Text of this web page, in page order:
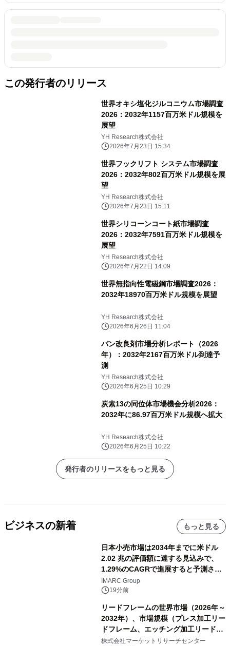
この発行者のリリース
世界オキシ塩化ジルコニウム市場調査
2026：2032年1157百万米ドル規模を
展望
YH Research株式会社
2026年7月23日 15:34
世界フックリフト システム市場調査
2026：2032年802百万米ドル規模を展
望
YH Research株式会社
2026年7月23日 15:11
世界シリコーンコート紙市場調査
2026：2032年7591百万米ドル規模を
展望
YH Research株式会社
2026年7月22日 14:09
世界無指向性電磁鋼市場調査2026：
2032年18970百万米ドル規模を展望
YH Research株式会社
2026年6月26日 11:04
パン改良剤市場分析レポート（2026
年）：2032年2167百万米ドル到達予
測
YH Research株式会社
2026年6月25日 10:29
炭素13の同位体市場機会分析2026：
2032年に86.97百万米ドル規模へ拡大
YH Research株式会社
2026年6月25日 10:22
発行者のリリースをもっと見る
ビジネスの新着 もっと見る
日本小売市場は2034年までに米ドル
2.02 兆の評価額に達する見込みで、
1.29%のCAGRで進展すると予測され
ています。
IMARC Group
19分前
リードフレームの世界市場（2026年～
2032年）、市場規模（プレス加工リー
ドフレーム、エッチング加工リードフ
レーム）・分析レポートを発表
株式会社マーケットリサーチセンター